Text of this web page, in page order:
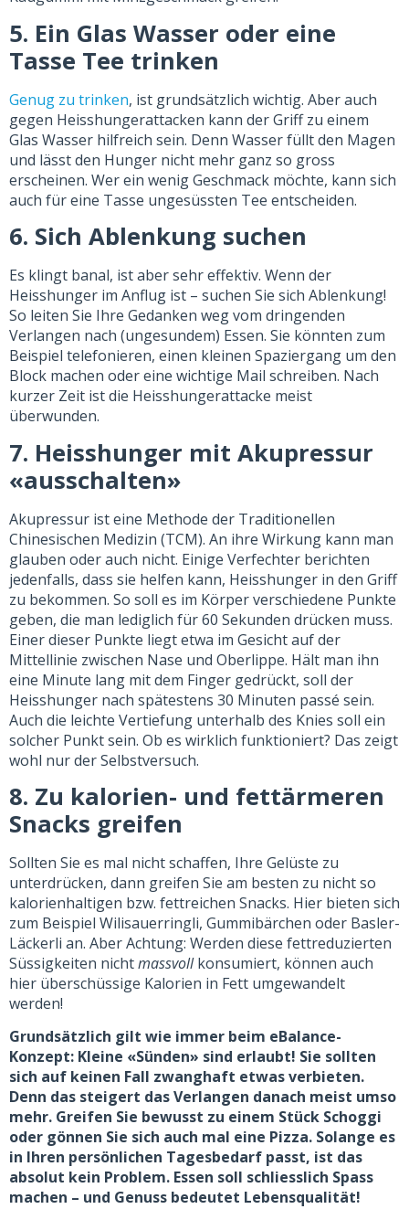
5. Ein Glas Wasser oder eine
Tasse Tee trinken
Genug zu trinken, ist grundsätzlich wichtig. Aber auch
gegen Heisshungerattacken kann der Griff zu einem
Glas Wasser hilfreich sein. Denn Wasser füllt den Magen
und lässt den Hunger nicht mehr ganz so gross
erscheinen. Wer ein wenig Geschmack möchte, kann sich
auch für eine Tasse ungesüssten Tee entscheiden.
6. Sich Ablenkung suchen
Es klingt banal, ist aber sehr effektiv. Wenn der
Heisshunger im Anflug ist – suchen Sie sich Ablenkung!
So leiten Sie Ihre Gedanken weg vom dringenden
Verlangen nach (ungesundem) Essen. Sie könnten zum
Beispiel telefonieren, einen kleinen Spaziergang um den
Block machen oder eine wichtige Mail schreiben. Nach
kurzer Zeit ist die Heisshungerattacke meist
überwunden.
7. Heisshunger mit Akupressur
«ausschalten»
Akupressur ist eine Methode der Traditionellen
Chinesischen Medizin (TCM). An ihre Wirkung kann man
glauben oder auch nicht. Einige Verfechter berichten
jedenfalls, dass sie helfen kann, Heisshunger in den Griff
zu bekommen. So soll es im Körper verschiedene Punkte
geben, die man lediglich für 60 Sekunden drücken muss.
Einer dieser Punkte liegt etwa im Gesicht auf der
Mittellinie zwischen Nase und Oberlippe. Hält man ihn
eine Minute lang mit dem Finger gedrückt, soll der
Heisshunger nach spätestens 30 Minuten passé sein.
Auch die leichte Vertiefung unterhalb des Knies soll ein
solcher Punkt sein. Ob es wirklich funktioniert? Das zeigt
wohl nur der Selbstversuch.
8. Zu kalorien- und fettärmeren
Snacks greifen
Sollten Sie es mal nicht schaffen, Ihre Gelüste zu
unterdrücken, dann greifen Sie am besten zu nicht so
kalorienhaltigen bzw. fettreichen Snacks. Hier bieten sich
zum Beispiel Wilisauerringli, Gummibärchen oder Basler-
Läckerli an. Aber Achtung: Werden diese fettreduzierten
Süssigkeiten nichtmassvollkonsumiert, können auch
hier überschüssige Kalorien in Fett umgewandelt
werden!
Grundsätzlich gilt wie immer beim eBalance-
Konzept: Kleine «Sünden» sind erlaubt! Sie sollten
sich auf keinen Fall zwanghaft etwas verbieten.
Denn das steigert das Verlangen danach meist umso
mehr. Greifen Sie bewusst zu einem Stück Schoggi
oder gönnen Sie sich auch mal eine Pizza. Solange es
in Ihren persönlichen Tagesbedarf passt, ist das
absolut kein Problem. Essen soll schliesslich Spass
machen – und Genuss bedeutet Lebensqualität!